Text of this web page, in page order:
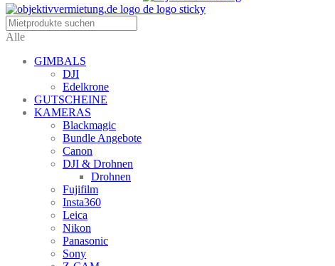
Alle
GIMBALS
DJI
Edelkrone
GUTSCHEINE
KAMERAS
Blackmagic
Bundle Angebote
Canon
DJI & Drohnen
Drohnen
Fujifilm
Insta360
Leica
Nikon
Panasonic
Sony